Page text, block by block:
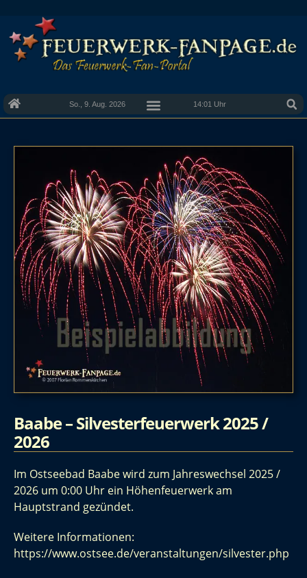
So., 9. Aug. 2026 14:01 Uhr
Baabe – Silvesterfeuerwerk 2025 /
2026
Im Ostseebad Baabe wird zum Jahreswechsel 2025 /
2026 um 0:00 Uhr ein Höhenfeuerwerk am
Hauptstrand gezündet.
Weitere Informationen:
https://www.ostsee.de/veranstaltungen/silvester.php